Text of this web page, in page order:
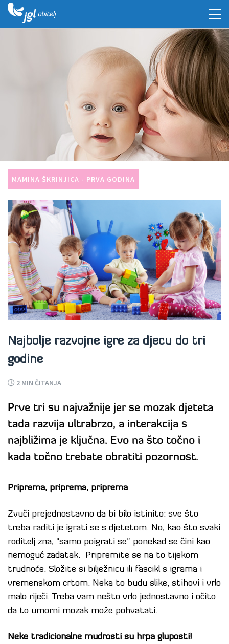
MAMINA ŠKRINJICA - PRVA GODINA
Najbolje razvojne igre za djecu do tri
godine
2 MIN ČITANJA
Prve tri su najvažnije jer se mozak djeteta
tada razvija ultrabrzo, a interakcija s
najbližima je ključna. Evo na što točno i
kada točno trebate obratiti pozornost.
Priprema, priprema, priprema
Zvuči prejednostavno da bi bilo istinito: sve što
treba raditi je igrati se s djetetom. No, kao što svaki
roditelj zna, “samo poigrati se” ponekad se čini kao
nemoguć zadatak. Pripremite se na to tijekom
trudnoće. Složite si bilježnicu ili fascikl s igrama i
vremenskom crtom. Neka to budu slike, stihovi i vrlo
malo riječi. Treba vam nešto vrlo jednostavno i očito
da to umorni mozak može pohvatati.
Neke tradicionalne mudrosti su hrpa gluposti!